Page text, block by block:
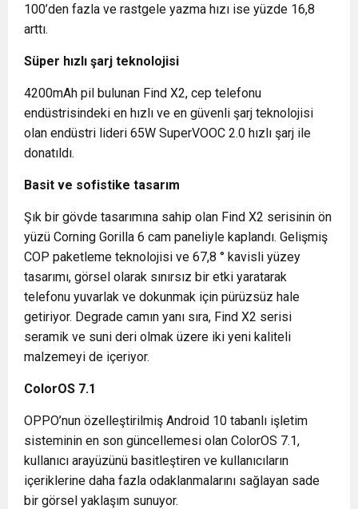
100’den fazla ve rastgele yazma hızı ise yüzde 16,8
arttı.
Süper hızlı şarj teknolojisi
4200mAh pil bulunan Find X2, cep telefonu
endüstrisindeki en hızlı ve en güvenli şarj teknolojisi
olan endüstri lideri 65W SuperVOOC 2.0 hızlı şarj ile
donatıldı.
Basit ve sofistike tasarım
Şık bir gövde tasarımına sahip olan Find X2 serisinin ön
yüzü Corning Gorilla 6 cam paneliyle kaplandı. Gelişmiş
COP paketleme teknolojisi ve 67,8 ° kavisli yüzey
tasarımı, görsel olarak sınırsız bir etki yaratarak
telefonu yuvarlak ve dokunmak için pürüzsüz hale
getiriyor. Degrade camın yanı sıra, Find X2 serisi
seramik ve suni deri olmak üzere iki yeni kaliteli
malzemeyi de içeriyor.
ColorOS 7.1
OPPO’nun özelleştirilmiş Android 10 tabanlı işletim
sisteminin en son güncellemesi olan ColorOS 7.1,
kullanıcı arayüzünü basitleştiren ve kullanıcıların
içeriklerine daha fazla odaklanmalarını sağlayan sade
bir görsel yaklaşım sunuyor.